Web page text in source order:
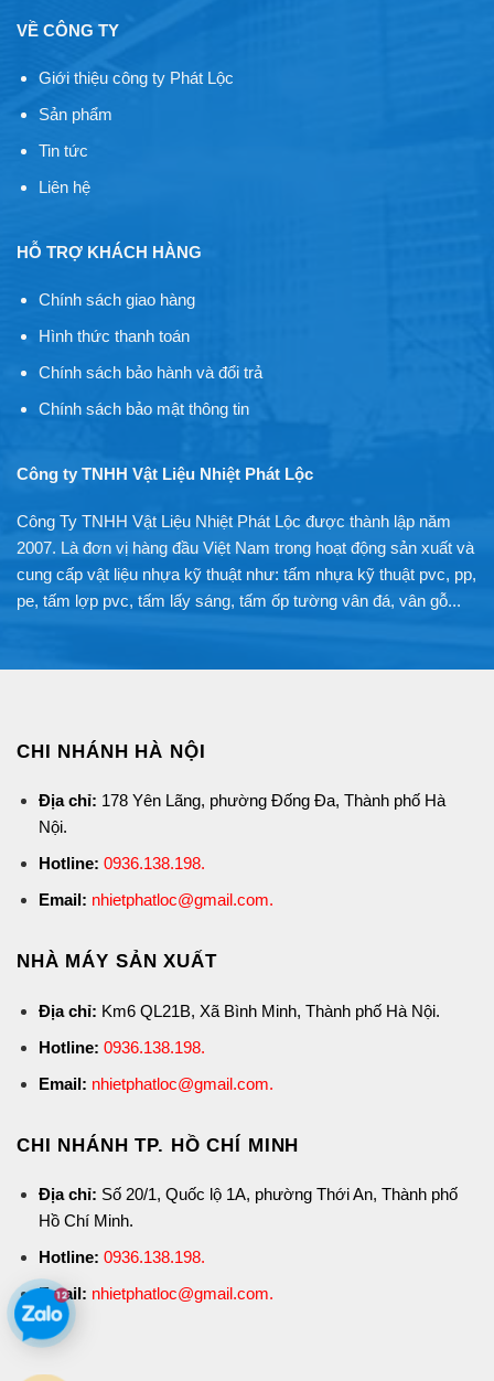
VỀ CÔNG TY
Giới thiệu công ty Phát Lộc
Sản phẩm
Tin tức
Liên hệ
HỖ TRỢ KHÁCH HÀNG
Chính sách giao hàng
Hình thức thanh toán
Chính sách bảo hành và đổi trả
Chính sách bảo mật thông tin
Công ty TNHH Vật Liệu Nhiệt Phát Lộc
Công Ty TNHH Vật Liệu Nhiệt Phát Lộc được thành lập năm
2007. Là đơn vị hàng đầu Việt Nam trong hoạt động sản xuất và
cung cấp vật liệu nhựa kỹ thuật như: tấm nhựa kỹ thuật pvc, pp,
pe, tấm lợp pvc, tấm lấy sáng, tấm ốp tường vân đá, vân gỗ...
CHI NHÁNH HÀ NỘI
Địa chỉ: 178 Yên Lãng, phường Đống Đa, Thành phố Hà
Nội.
Hotline: 0936.138.198.
Email: nhietphatloc@gmail.com.
NHÀ MÁY SẢN XUẤT
Địa chỉ: Km6 QL21B, Xã Bình Minh, Thành phố Hà Nội.
Hotline: 0936.138.198.
Email: nhietphatloc@gmail.com.
CHI NHÁNH TP. HỒ CHÍ MINH
Địa chỉ: Số 20/1, Quốc lộ 1A, phường Thới An, Thành phố
Hồ Chí Minh.
Hotline: 0936.138.198.
Email: nhietphatloc@gmail.com.